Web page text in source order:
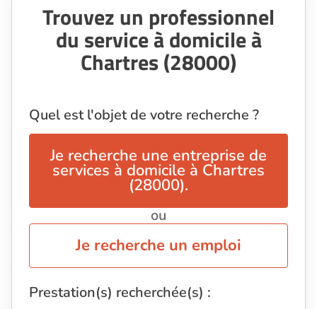
Trouvez un professionnel
du service à domicile à
Chartres (28000)
Quel est l'objet de votre recherche ?
Je recherche une entreprise de
services à domicile à Chartres
(28000).
ou
Je recherche un emploi
Prestation(s) recherchée(s) :